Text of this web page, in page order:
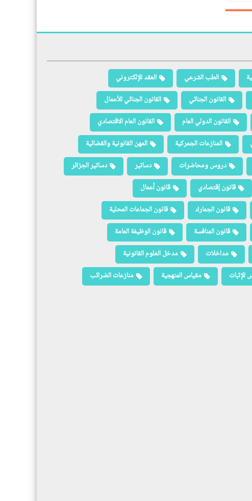
الطب الشرعي
العقد الإلكتروني
القانون الجنائي
القانون الجنائي للأعمال
القانون الدولي العام
القانون العام الاقتصادي
المنازعات الجمركية
المهن القانونية والقضائية
دروس ومحاضرات دساتير
دساتير الجزائر
قانون إقتصادي
قانون أعمال
قانون الجمارك
قانون الجماعات المحلية
قانون المنافسة
قانون الوظيفة العامة
مداخلات
مدخل العلوم القانونية
الإثبات مقياس المنهجية
منازعات الضرائب